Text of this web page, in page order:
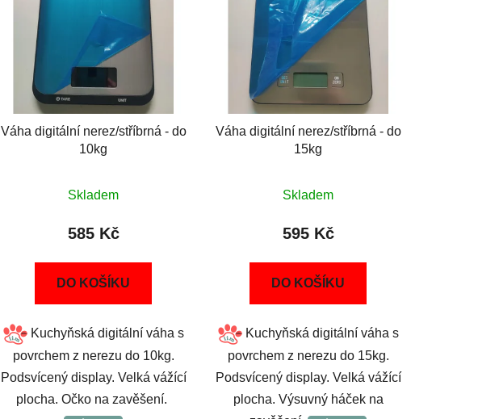
Váha digitální nerez/stříbrná - do
10kg
Skladem
585 Kč
DO KOŠÍKU
Kuchyňská digitální váha s
povrchem z nerezu do 10kg.
Podsvícený display. Velká vážící
plocha. Očko na zavěšení.
Váha digitální nerez/stříbrná - do
15kg
Skladem
595 Kč
DO KOŠÍKU
Kuchyňská digitální váha s
povrchem z nerezu do 15kg.
Podsvícený display. Velká vážící
plocha. Výsuvný háček na